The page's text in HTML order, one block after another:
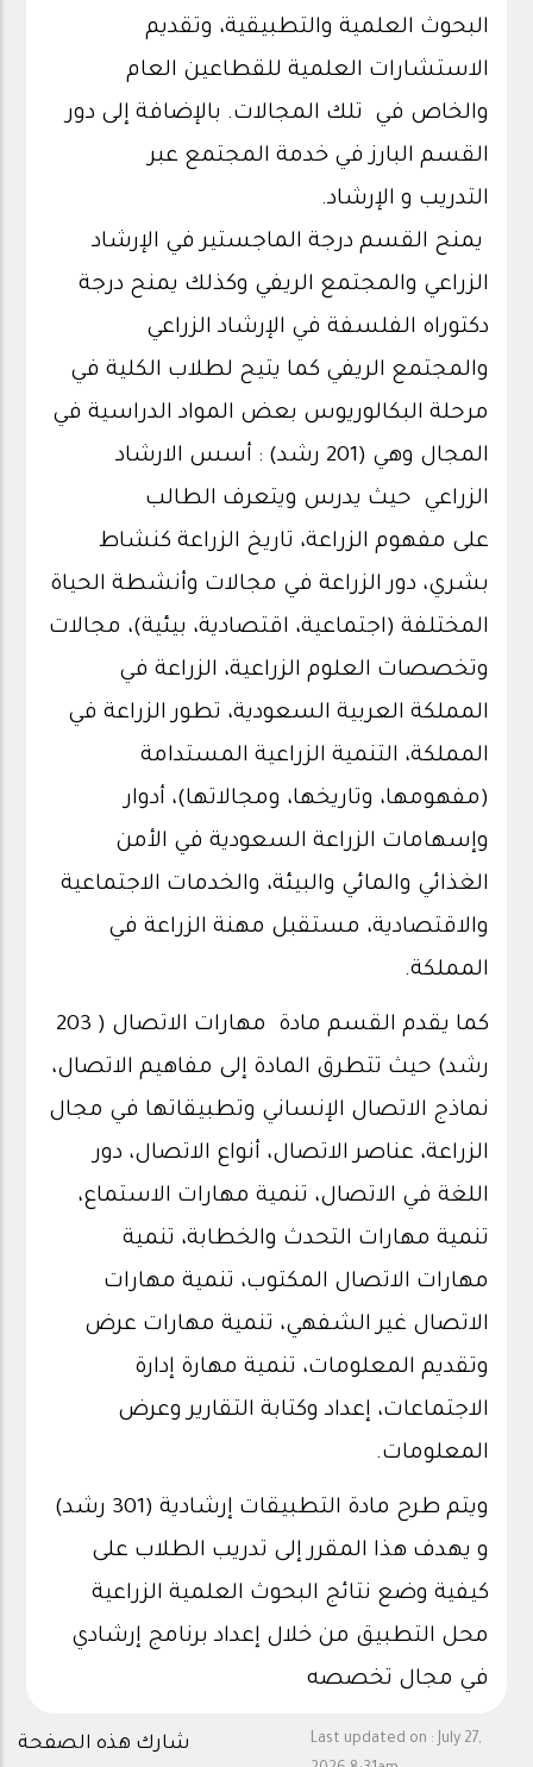
البحوث العلمية والتطبيقية، وتقديم
الاستشارات العلمية للقطاعين العام
والخاص في تلك المجالات. بالإضافة إلى دور
القسم البارز في خدمة المجتمع عبر
التدريب و الإرشاد.
يمنح القسم درجة الماجستير في الإرشاد
الزراعي والمجتمع الريفي وكذلك يمنح درجة
دكتوراه الفلسفة في الإرشاد الزراعي
والمجتمع الريفي كما يتيح لطلاب الكلية في
مرحلة البكالوريوس بعض المواد الدراسية في
المجال وهي (201 رشد) : أسس الارشاد
الزراعي حيث يدرس ويتعرف الطالب
على مفهوم الزراعة، تاريخ الزراعة كنشاط
بشري، دور الزراعة في مجالات وأنشطة الحياة
المختلفة (اجتماعية، اقتصادية، بيئية)، مجالات
وتخصصات العلوم الزراعية، الزراعة في
المملكة العربية السعودية، تطور الزراعة في
المملكة، التنمية الزراعية المستدامة
(مفهومها، وتاريخها، ومجالاتها)، أدوار
وإسهامات الزراعة السعودية في الأمن
الغذائي والمائي والبيئة، والخدمات الاجتماعية
والاقتصادية، مستقبل مهنة الزراعة في
المملكة.
كما يقدم القسم مادة مهارات الاتصال ( 203
رشد) حيث تتطرق المادة إلى مفاهيم الاتصال،
نماذج الاتصال الإنساني وتطبيقاتها في مجال
الزراعة، عناصر الاتصال، أنواع الاتصال، دور
اللغة في الاتصال، تنمية مهارات الاستماع،
تنمية مهارات التحدث والخطابة، تنمية
مهارات الاتصال المكتوب، تنمية مهارات
الاتصال غير الشفهي، تنمية مهارات عرض
وتقديم المعلومات، تنمية مهارة إدارة
الاجتماعات، إعداد وكتابة التقارير وعرض
المعلومات.
ويتم طرح مادة التطبيقات إرشادية (301 رشد)
و يهدف هذا المقرر إلى تدريب الطلاب على
كيفية وضع نتائج البحوث العلمية الزراعية
محل التطبيق من خلال إعداد برنامج إرشادي
في مجال تخصصه
Last updated on : July 27,
شارك هذه الصفحة